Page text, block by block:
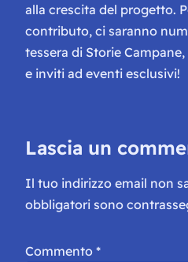
alla crescita del progetto.
contributo, ci saranno
tessera di Storie
e inviti ad eventi esclusivi!
Lascia un
Il tuo indirizzo email non
obbligatori sono
Commento *